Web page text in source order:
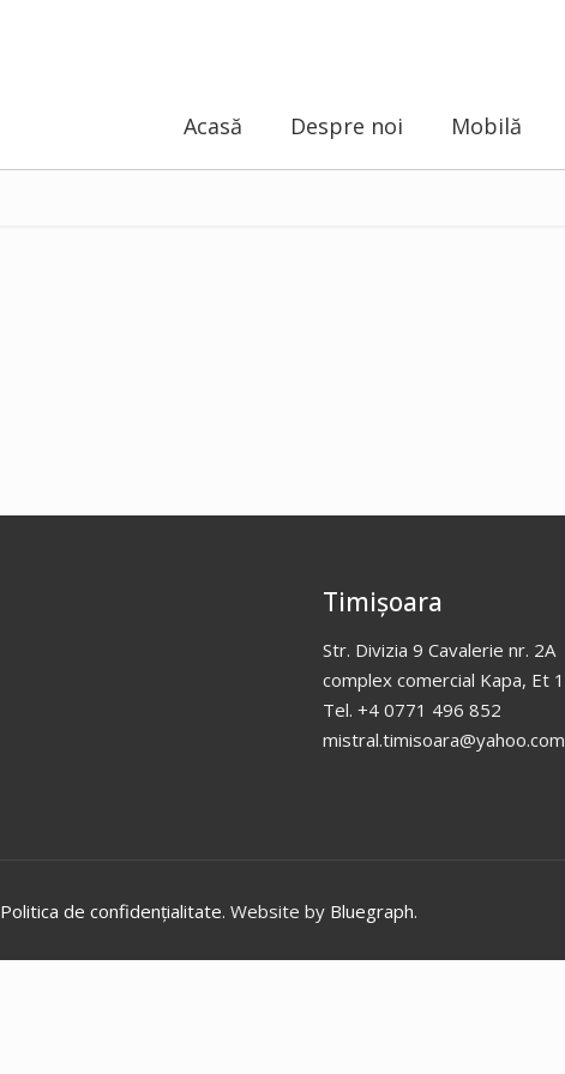
Acasă Despre noi Mobilă
Timișoara
Str. Divizia 9 Cavalerie nr. 2A
complex comercial Kapa, Et 1
Tel. +4 0771 496 852
mistral.timisoara@yahoo.com
Politica de confidențialitate. Website by Bluegraph.